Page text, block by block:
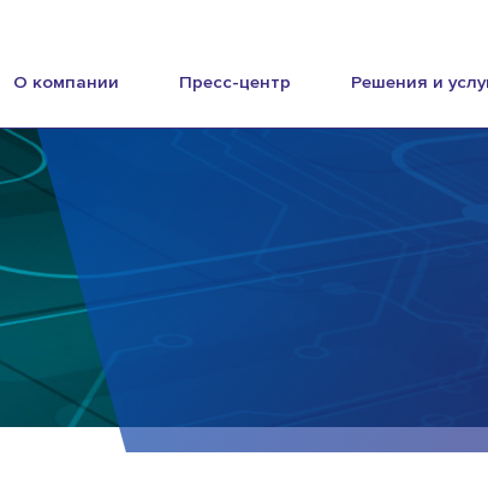
О компании Пресс-центр Решения и